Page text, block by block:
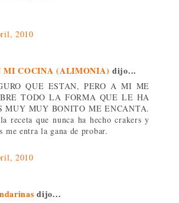
2010
MI COCINA (ALIMONIA) dijo...
QUE ESTAN, PERO A MI ME
TODO LA FORMA QUE LE HA
MUY MUY BONITO ME ENCANTA.
receta que nunca ha hecho crakers y
me entra la gana de probar.
2010
dijo...